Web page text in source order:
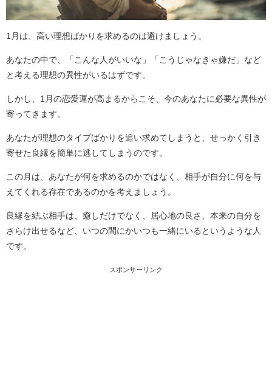
1月は、高い理想ばかりを求めるのは避けましょう。
あなたの中で、「こんな人がいいな」「こうじゃなきゃ嫌だ」など
と考える理想の異性がいるはずです。
しかし、1月の恋愛運が高まるからこそ、今のあなたに必要な異性が
寄ってきます。
あなたが理想のタイプばかりを追い求めてしまうと、せっかく引き
寄せた良縁を簡単に逃してしまうのです。
この月は、あなたが何を求めるのかではなく、相手が自分に何を与
えてくれる存在であるのかを考えましょう。
良縁を結ぶ相手は、癒しだけでなく、居心地の良さ、本来の自分を
さらけ出せるなど、いつの間にかいつも一緒にいるというような人
です。
スポンサーリンク